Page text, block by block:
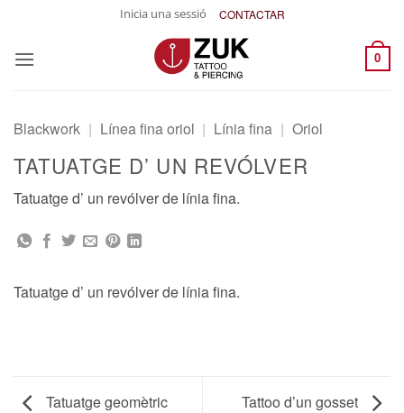
content
Inicia una sessió CONTACTAR
0
Blackwork | Línea fina oriol | Línia fina | Oriol
TATUATGE D’ UN REVÓLVER
Tatuatge d’ un revólver de línia fina.
Tatuatge d’ un revólver de línia fina.
Tatuatge geomètric Tattoo d’un gosset